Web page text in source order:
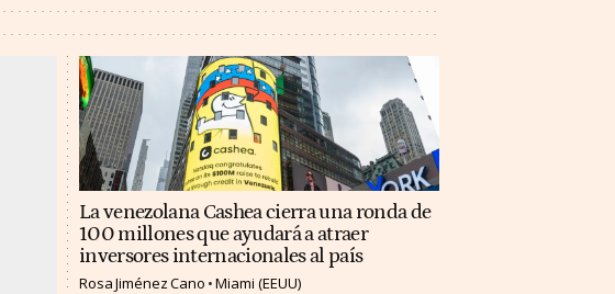
La venezolana Cashea cierra una ronda de
100 millones que ayudará a atraer
inversores internacionales al país
Rosa Jiménez Cano Miami (EEUU)